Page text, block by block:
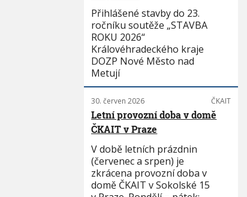
Přihlášené stavby do 23.
ročníku soutěže „STAVBA
ROKU 2026“
Královéhradeckého kraje
DOZP Nové Město nad
Metují
30. červen 2026 ČKAIT
Letní provozní doba v domě
ČKAIT v Praze
V době letních prázdnin
(červenec a srpen) je
zkrácena provozní doba v
domě ČKAIT v Sokolské 15